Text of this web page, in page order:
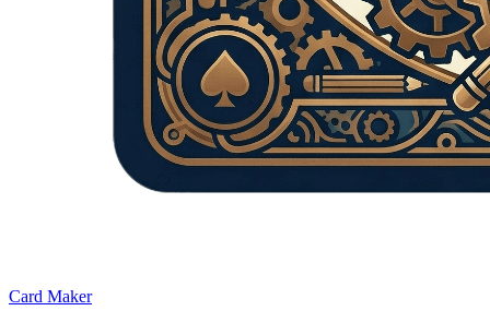
Card Maker